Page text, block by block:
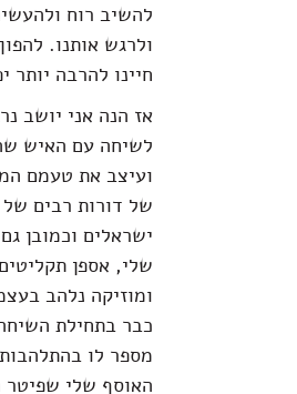
להשיב רוח
ולרגש אותנו.
חיינו להרבה יותר
אז הנה אני יושב
לשיחה עם האיש
ועיצב את טעמם
של דורות רבים של
ישראלים וכמובן
שלי, אספן
ומוזיקה נלהב
כבר בתחילת
מספר לו
האוסף שלי שפיטר